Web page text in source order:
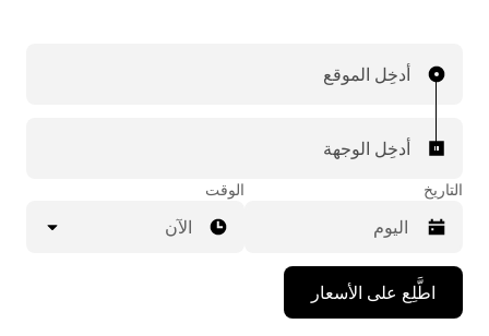
أدخِل الموقع
أدخِل الوجهة
التاريخ
اضغط
على
مفتاح
الوقت
الآن
اطَّلِع على الأسعار